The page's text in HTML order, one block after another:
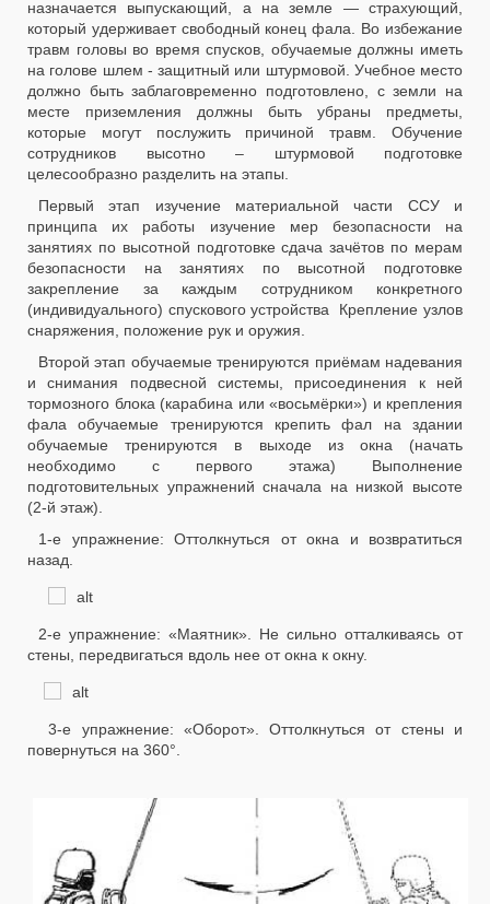
назначается выпускающий, а на земле — страхующий,
который удерживает свободный конец фала. Во избежание
травм головы во время спусков, обучаемые должны иметь
на голове шлем - защитный или штурмовой. Учебное место
должно быть заблаговременно подготовлено, с земли на
месте приземления должны быть убраны предметы,
которые могут послужить причиной травм. Обучение
сотрудников высотно – штурмовой подготовке
целесообразно разделить на этапы.
Первый этап изучение материальной части ССУ и
принципа их работы изучение мер безопасности на
занятиях по высотной подготовке сдача зачётов по мерам
безопасности на занятиях по высотной подготовке
закрепление за каждым сотрудником конкретного
(индивидуального) спускового устройства Крепление узлов
снаряжения, положение рук и оружия.
Второй этап обучаемые тренируются приёмам надевания
и снимания подвесной системы, присоединения к ней
тормозного блока (карабина или «восьмёрки») и крепления
фала обучаемые тренируются крепить фал на здании
обучаемые тренируются в выходе из окна (начать
необходимо с первого этажа) Выполнение
подготовительных упражнений сначала на низкой высоте
(2-й этаж).
1-е упражнение: Оттолкнуться от окна и возвратиться
назад.
2-е упражнение: «Маятник». Не сильно отталкиваясь от
стены, передвигаться вдоль нее от окна к окну.
3-е упражнение: «Оборот». Оттолкнуться от стены и
повернуться на 360°.